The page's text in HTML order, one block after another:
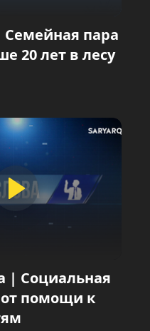
пара
20 лет в лесу
| Социальная
помощи к